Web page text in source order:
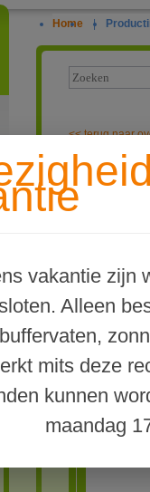
Home |
vakantie zijn
Alleen
mits deze
kunnen
maandag
<<terug naar
Tapwater &